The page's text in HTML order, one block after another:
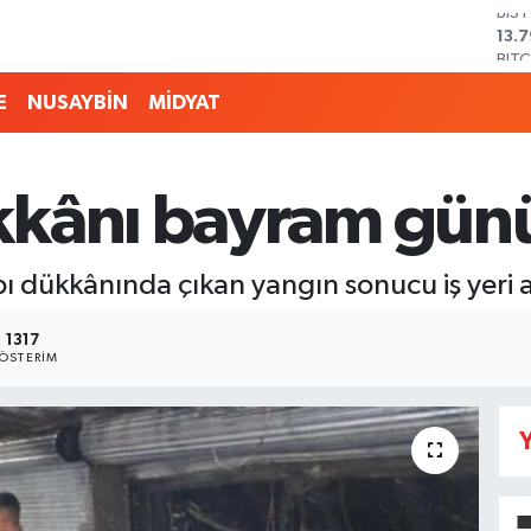
NUSAYBİN MİDYAT
bayram
dükkânında çıkan yangın sonucu iş
1317